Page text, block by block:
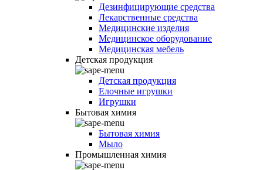
Дезинфицирующие средства
Лекарственные средства
Медицинские изделия
Медицинское оборудование
Медицинская мебель
Детская продукция
Детская продукция
Елочные игрушки
Игрушки
Бытовая химия
Бытовая химия
Мыло
Промышленная химия